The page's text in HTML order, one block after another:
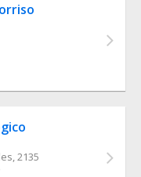
, 2135